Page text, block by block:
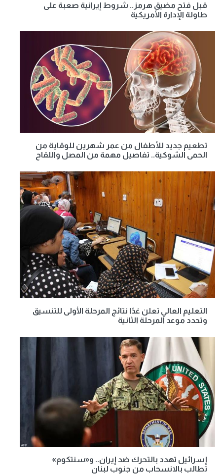
قبل فتح مضيق هرمز.. شروط إيرانية صعبة على
طاولة الإدارة الأمريكية
تطعيم جديد للأطفال من عمر شهرين للوقاية من
الحمى الشوكية.. تفاصيل مهمة من المصل واللقاح
التعليم العالي تعلن غدًا نتائج المرحلة الأولى للتنسيق
وتحدد موعد المرحلة الثانية
إسرائيل تهدد بالتحرك ضد إيران.. و«سنتكوم»
تطالب بالانسحاب من جنوب لبنان